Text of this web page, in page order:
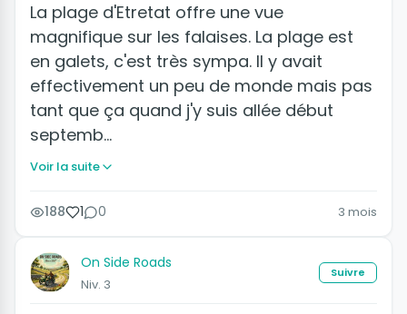
La plage d'Etretat offre une vue
magnifique sur les falaises. La plage est
en galets, c'est très sympa. Il y avait
effectivement un peu de monde mais pas
tant que ça quand j'y suis allée début
septemb…
Voir la suite
188 1 0 3 mois
On Side Roads
Niv. 3
Suivre